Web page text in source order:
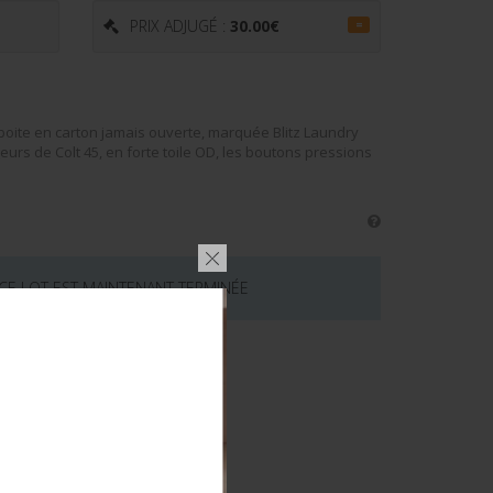
PRIX ADJUGÉ : 30.00€ =
en carton jamais ouverte, marquée Blitz Laundry
de Colt 45, en forte toile OD, les boutons pressions
LOT EST MAINTENANT TERMINÉE